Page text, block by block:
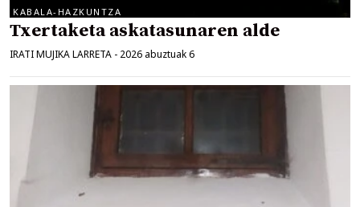
KABALA-HAZKUNTZA
Txertaketa askatasunaren alde
IRATI MUJIKA LARRETA - 2026 abuztuak 6